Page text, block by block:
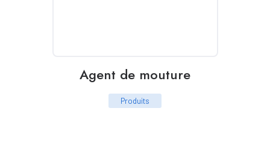
Agent de mouture
Produits